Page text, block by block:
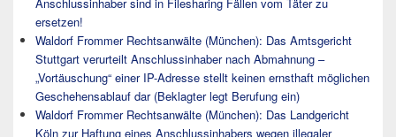
ersetzen!
Waldorf Frommer Rechtsanwälte (München): Das Amtsgericht
Stuttgart verurteilt Anschlussinhaber nach Abmahnung –
„Vortäuschung“ einer IP-Adresse stellt keinen ernsthaft möglichen
Geschehensablauf dar (Beklagter legt Berufung ein)
Waldorf Frommer Rechtsanwälte (München): Das Landgericht
Köln zur Haftung eines Anschlussinhabers wegen illegaler